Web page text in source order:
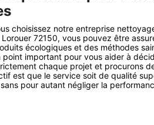
choisissez notre entreprise
72150, vous pouvez être
écologiques et des méthodes
point important pour vous aider à
chaque projet et procurons
est que le service soit de qualité
pour autant négliger la